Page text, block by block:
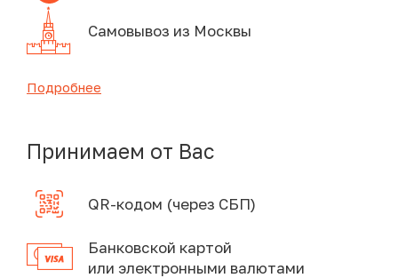
Самовывоз из Москвы
Подробнее
Принимаем от Вас
QR-кодом (через СБП)
Банковской картой
или электронными валютами